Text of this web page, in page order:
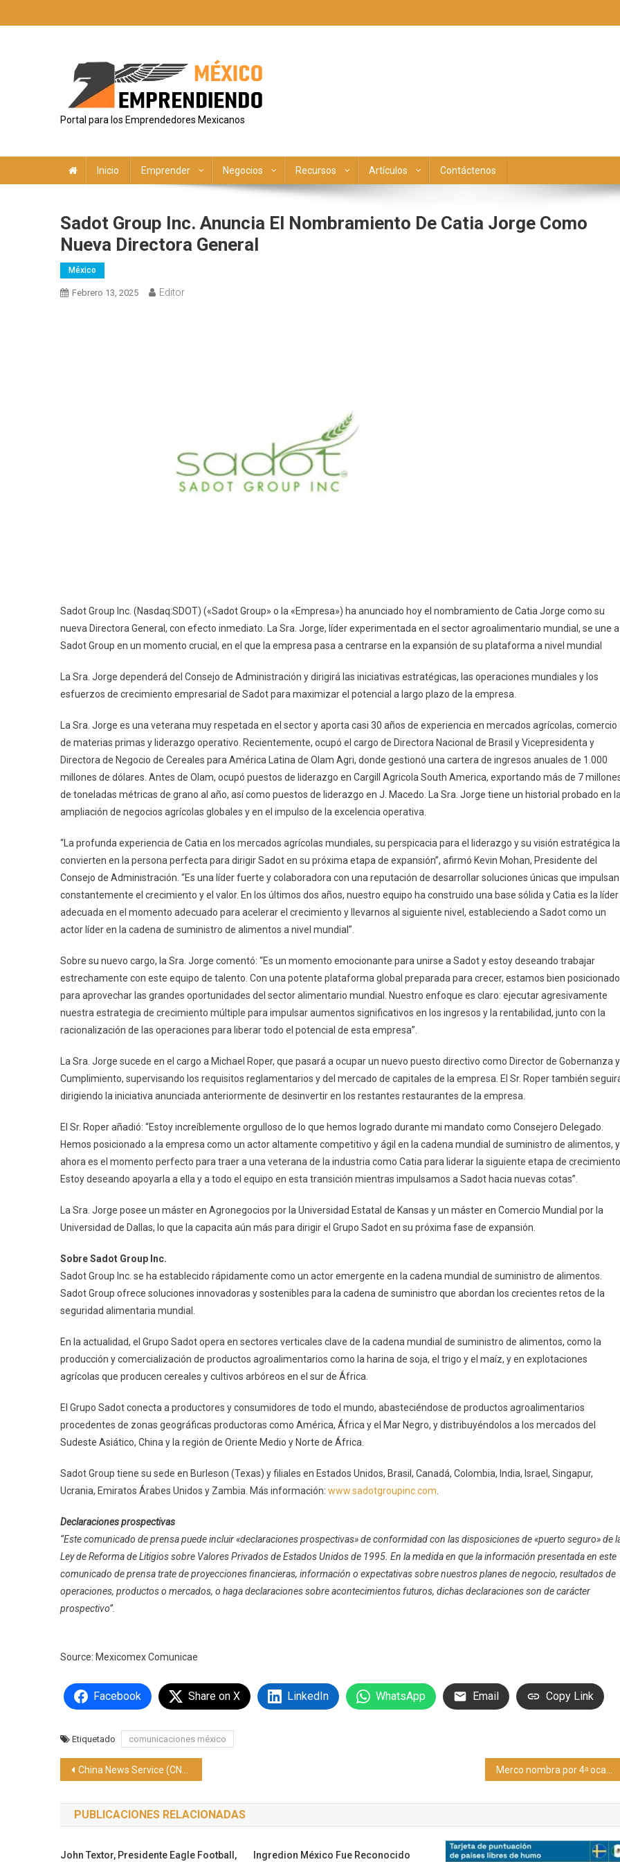
al
Portal para los Emprendedores Mexicanos
Inicio Emprender Negocios Recursos Artículos Contáctenos
Sadot Group Inc. Anuncia El Nombramiento De Catia Jorge Como
Nueva Directora General
México
Febrero 13, 2025 Editor
Sadot Group Inc. (Nasdaq:SDOT) («Sadot Group» o la «Empresa») ha anunciado hoy el nombramiento de Catia Jorge como su
nueva Directora General, con efecto inmediato. La Sra. Jorge, líder experimentada en el sector agroalimentario mundial, se une a
Sadot Group en un momento crucial, en el que la empresa pasa a centrarse en la expansión de su plataforma a nivel mundial
La Sra. Jorge dependerá del Consejo de Administración y dirigirá las iniciativas estratégicas, las operaciones mundiales y los
esfuerzos de crecimiento empresarial de Sadot para maximizar el potencial a largo plazo de la empresa.
La Sra. Jorge es una veterana muy respetada en el sector y aporta casi 30 años de experiencia en mercados agrícolas, comercio
de materias primas y liderazgo operativo. Recientemente, ocupó el cargo de Directora Nacional de Brasil y Vicepresidenta y
Directora de Negocio de Cereales para América Latina de Olam Agri, donde gestionó una cartera de ingresos anuales de 1.000
millones de dólares. Antes de Olam, ocupó puestos de liderazgo en Cargill Agricola South America, exportando más de 7
de toneladas métricas de grano al año, así como puestos de liderazgo en J. Macedo. La Sra. Jorge tiene un historial probado en la
ampliación de negocios agrícolas globales y en el impulso de la excelencia operativa.
“La profunda experiencia de Catia en los mercados agrícolas mundiales, su perspicacia para el liderazgo y su visión estratégica la
convierten en la persona perfecta para dirigir Sadot en su próxima etapa de expansión”, afirmó Kevin Mohan, Presidente del
Consejo de Administración. “Es una líder fuerte y colaboradora con una reputación de desarrollar soluciones únicas que impulsan
constantemente el crecimiento y el valor. En los últimos dos años, nuestro equipo ha construido una base sólida y Catia es la líder
adecuada en el momento adecuado para acelerar el crecimiento y llevarnos al siguiente nivel, estableciendo a Sadot como un
actor líder en la cadena de suministro de alimentos a nivel mundial”.
Sobre su nuevo cargo, la Sra. Jorge comentó: “Es un momento emocionante para unirse a Sadot y estoy deseando trabajar
estrechamente con este equipo de talento. Con una potente plataforma global preparada para crecer, estamos bien
para aprovechar las grandes oportunidades del sector alimentario mundial. Nuestro enfoque es claro: ejecutar agresivamente
nuestra estrategia de crecimiento múltiple para impulsar aumentos significativos en los ingresos y la rentabilidad, junto con la
racionalización de las operaciones para liberar todo el potencial de esta empresa”.
La Sra. Jorge sucede en el cargo a Michael Roper, que pasará a ocupar un nuevo puesto directivo como Director de Gobernanza y
Cumplimiento, supervisando los requisitos reglamentarios y del mercado de capitales de la empresa. El Sr. Roper también
dirigiendo la iniciativa anunciada anteriormente de desinvertir en los restantes restaurantes de la empresa.
El Sr. Roper añadió: “Estoy increíblemente orgulloso de lo que hemos logrado durante mi mandato como Consejero Delegado.
Hemos posicionado a la empresa como un actor altamente competitivo y ágil en la cadena mundial de suministro de alimentos, y
ahora es el momento perfecto para traer a una veterana de la industria como Catia para liderar la siguiente etapa de crecimiento.
Estoy deseando apoyarla a ella y a todo el equipo en esta transición mientras impulsamos a Sadot hacia nuevas cotas”.
La Sra. Jorge posee un máster en Agronegocios por la Universidad Estatal de Kansas y un máster en Comercio Mundial por la
Universidad de Dallas, lo que la capacita aún más para dirigir el Grupo Sadot en su próxima fase de expansión.
Sobre Sadot Group Inc.
Sadot Group Inc. se ha establecido rápidamente como un actor emergente en la cadena mundial de suministro de alimentos.
Sadot Group ofrece soluciones innovadoras y sostenibles para la cadena de suministro que abordan los crecientes retos de la
seguridad alimentaria mundial.
En la actualidad, el Grupo Sadot opera en sectores verticales clave de la cadena mundial de suministro de alimentos, como la
producción y comercialización de productos agroalimentarios como la harina de soja, el trigo y el maíz, y en explotaciones
agrícolas que producen cereales y cultivos arbóreos en el sur de África.
El Grupo Sadot conecta a productores y consumidores de todo el mundo, abasteciéndose de productos agroalimentarios
procedentes de zonas geográficas productoras como América, África y el Mar Negro, y distribuyéndolos a los mercados del
Sudeste Asiático, China y la región de Oriente Medio y Norte de África.
Sadot Group tiene su sede en Burleson (Texas) y filiales en Estados Unidos, Brasil, Canadá, Colombia, India, Israel, Singapur,
Ucrania, Emiratos Árabes Unidos y Zambia. Más información: www.sadotgroupinc.com
Declaraciones prospectivas
“Este comunicado de prensa puede incluir «declaraciones prospectivas» de conformidad con las disposiciones de «puerto seguro» de
Ley de Reforma de Litigios sobre Valores Privados de Estados Unidos de 1995. En la medida en que la información presentada en este
comunicado de prensa trate de proyecciones financieras, información o expectativas sobre nuestros planes de negocio, resultados de
operaciones, productos o mercados, o haga declaraciones sobre acontecimientos futuros, dichas declaraciones son de carácter
prospectivo”.
Source: Mexicomex Comunicae
Facebook Share on X LinkedIn WhatsApp Email Copy Link
Etiquetado comunicaciones méxico
Navegación
de
entradas
China News Service (CNS) coorganizó un seminario sobre los vehículos NEV
PUBLICACIONES RELACIONADAS
John Textor, Presidente Eagle Football, Ingredion México Fue Reconocido